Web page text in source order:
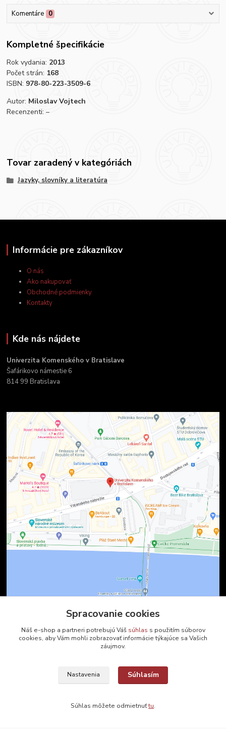
Komentáre 0
Kompletné špecifikácie
Rok vydania: 2013
Počet strán: 168
ISBN: 978-80-223-3509-6
Autor: Miloslav Vojtech
Recenzenti: –
Tovar zaradený v kategóriách
Jazyky, slovníky a literatúra
Informácie pre zákazníkov
O nás
Ako nakupovať
Obchodné podmienky
Kontakty
Kde nás nájdete
Univerzita Komenského v Bratislave
Šafárikovo námestie 6
814 99 Bratislava
Kontakty
Spracovanie cookies
Náš e-shop a partneri potrebujú Váš súhlas s použitím súborov
cookies, aby Vám mohli zobrazovať informácie týkajúce sa Vašich
záujmov.
Nastavenia Súhlasím
Súhlas môžete odmietnuťtu.